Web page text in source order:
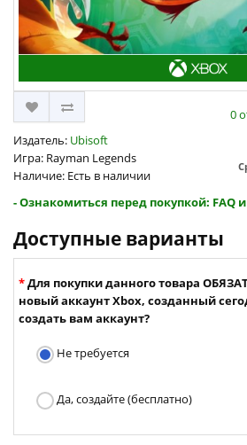
0
Издатель: Ubisoft
Игра: Rayman Legends
Наличие: Есть в наличии
- Ознакомиться перед покупкой: FAQ
Доступные варианты
Для покупки данного товара
новый аккаунт Xbox, созданный
создать вам аккаунт?
Не требуется
Да, создайте (бесплатно)